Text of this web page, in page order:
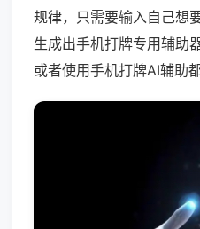
规律，只需要输入自己想
生成出手机打牌专用辅助
或者使用手机打牌AI辅助